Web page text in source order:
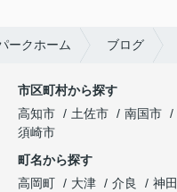
ークホーム ブログ
市区町村から探す
高知市
土佐市 南国市
須崎市
町名から探す
高岡町
大津 介良 神田